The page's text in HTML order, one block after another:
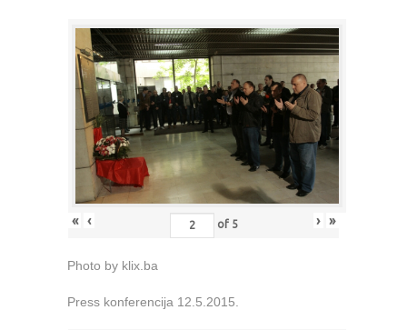
« ‹ of 5 › »
Photo by klix.ba
Press konferencija 12.5.2015.